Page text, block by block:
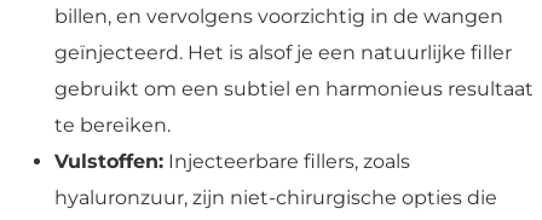
billen, en vervolgens voorzichtig in de wangen
geïnjecteerd. Het is alsof je een natuurlijke filler
gebruikt om een subtiel en harmonieus resultaat
te bereiken.
Vulstoffen: Injecteerbare fillers, zoals
hyaluronzuur, zijn niet-chirurgische opties die